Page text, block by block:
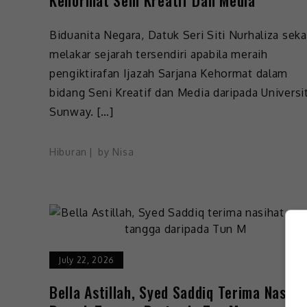
Biduanita Negara, Datuk Seri Siti Nurhaliza
melakar sejarah tersendiri apabila meraih
pengiktirafan Ijazah Sarjana Kehormat dalam
bidang Seni Kreatif dan Media daripada
Sunway. […]
Hiburan by Nisa
July 22, 2026
Bella Astillah, Syed Saddiq Terima Nasihat